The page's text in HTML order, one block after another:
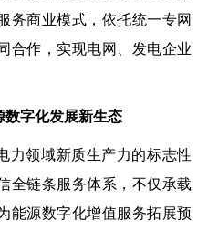
务商业模式，依托统一专网
合作，实现电网、发电企业
字化发展新生态
领域新质生产力的标志性
全链条服务体系，不仅承载
能源数字化增值服务拓展预